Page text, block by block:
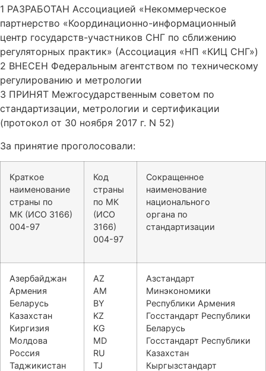
1 РАЗРАБОТАН Ассоциацией «Некоммерческое
партнерство «Координационно-информационный
центр государств-участников СНГ по сближению
регуляторных практик» (Ассоциация «НП «КИЦ СНГ»)
2 ВНЕСЕН Федеральным агентством по техническому
регулированию и метрологии
3 ПРИНЯТ Межгосударственным советом по
стандартизации, метрологии и сертификации
(протокол от 30 ноября 2017 г. N 52)
За принятие проголосовали:
Краткое
наименование
страны по
МК (ИСО 3166)
004-97
Код
страны
по МК
(ИСО
3166)
004-97
Сокращенное
наименование
национального
органа по
стандартизации
Азербайджан
Армения
Беларусь
Казахстан
Киргизия
Молдова
Россия
Таджикистан
AZ
AM
BY
KZ
KG
MD
RU
TJ
Азстандарт
Минэкономики
Республики Армения
Госстандарт Республики
Беларусь
Госстандарт Республики
Казахстан
Кыргызстандарт